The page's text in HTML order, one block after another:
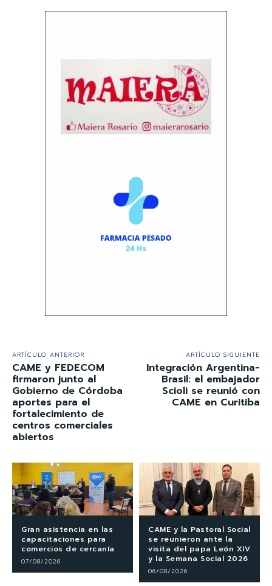
ARTÍCULO ANTERIOR
CAME y FEDECOM
firmaron junto al
Gobierno de Córdoba
aportes para el
fortalecimiento de
centros comerciales
abiertos
ARTÍCULO SIGUIENTE
Integración Argentina-
Brasil: el embajador
Scioli se reunió con
CAME en Curitiba
Gran asistencia en las
capacitaciones para
comercios de cercanía
07/08/2026
CAME y la Pastoral Social
se reunieron ante la
visita del papa León XIV
y la Semana Social 2026
06/08/2026